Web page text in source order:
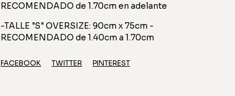
RECOMENDADO de 1.70cm en adelante
-TALLE "S" OVERSIZE: 90cm x 75cm -
RECOMENDADO de 1.40cm a 1.70cm
FACEBOOK TWITTER PINTEREST